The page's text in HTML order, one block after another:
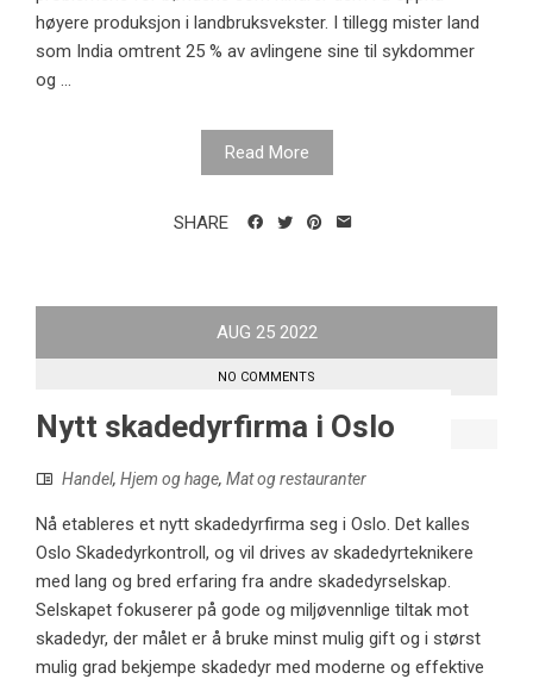
høyere produksjon i landbruksvekster. I tillegg mister land
som India omtrent 25 % av avlingene sine til sykdommer
og ...
Read More
SHARE
AUG 25 2022
NO COMMENTS
Nytt skadedyrfirma i Oslo
Handel, Hjem og hage, Mat og restauranter
Nå etableres et nytt skadedyrfirma seg i Oslo. Det kalles
Oslo Skadedyrkontroll, og vil drives av skadedyrteknikere
med lang og bred erfaring fra andre skadedyrselskap.
Selskapet fokuserer på gode og miljøvennlige tiltak mot
skadedyr, der målet er å bruke minst mulig gift og i størst
mulig grad bekjempe skadedyr med moderne og effektive